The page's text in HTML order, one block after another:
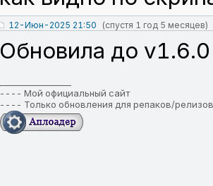
12-Июн-2025 21:50 (спустя 1 год 5 месяцев)
Обновила до
---- Мой официальный сайт
---- Только обновления для репаков/релизов